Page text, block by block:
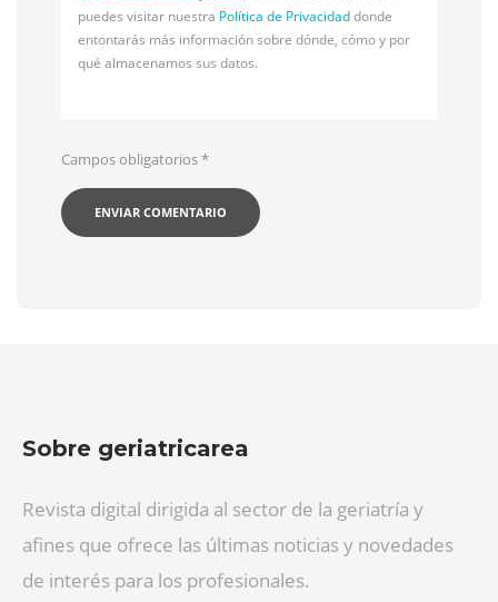
puedes visitar nuestra Política de Privacidaddonde
entontarás más información sobre dónde, cómo y por
qué almacenamos sus datos.
Campos obligatorios*
Sobre geriatricarea
Revista digital dirigida al sector de la geriatría y
afines que ofrece las últimas noticias y novedades
de interés para los profesionales.